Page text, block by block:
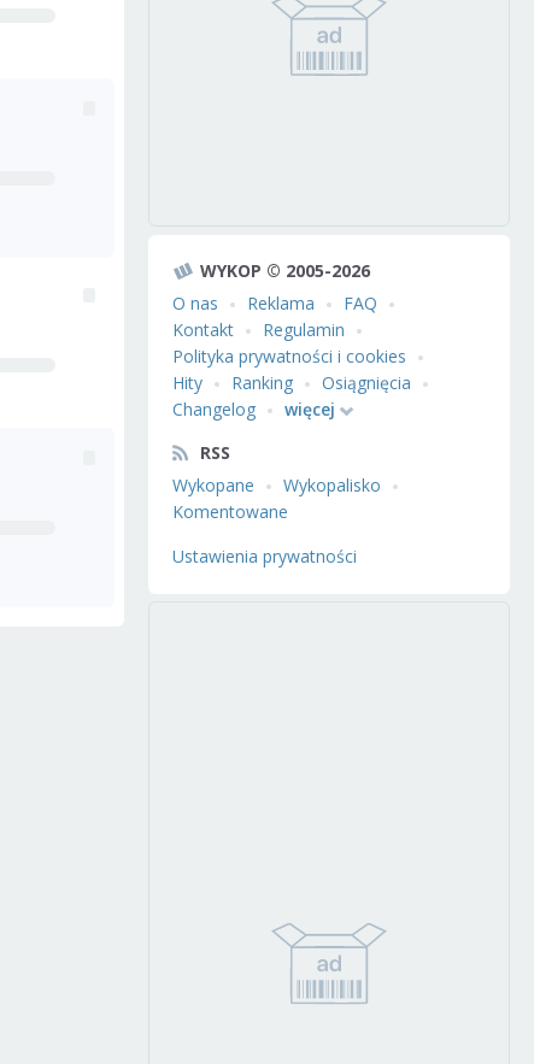
WYKOP © 2005-2026
O nas
Reklama
FAQ
Kontakt
Regulamin
Polityka prywatności i cookies
Hity
Ranking
Osiągnięcia
Changelog
więcej
RSS
Wykopane
Wykopalisko
Komentowane
Ustawienia prywatności